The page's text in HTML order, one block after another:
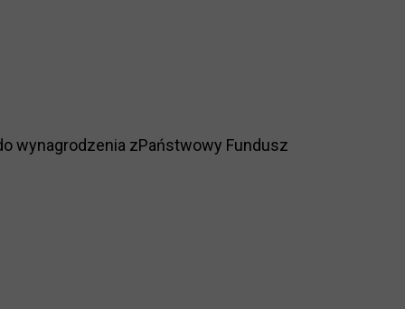
wynagrodzenia zPaństwowy Fundusz